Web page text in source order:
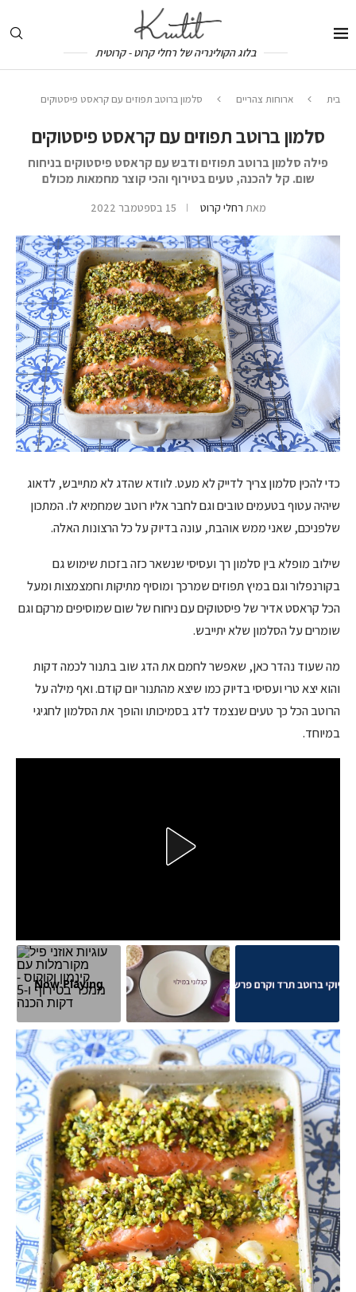
בלוג הקולינריה של רחלי קרוט - קרוטית
בית ארוחות צהריים סלמון ברוטב תפוזים עם קראסט פיסטוקים
סלמון ברוטב תפוזים עם קראסט פיסטוקים
פילה סלמון ברוטב תפוזים ודבש עם קראסט פיסטוקים בניחוח
שום. קל להכנה, טעים בטירוף והכי קוצר מחמאות מכולם
מאת רחלי קרוט 15 בספטמבר 2022
כדי להכין סלמון צריך לדייק לא מעט. לוודא שהדג לא מתייבש, לדאוג
שיהיה עטוף בטעמים טובים וגם לחבר אליו רוטב שמחמיא לו. המתכון
שלפניכם, שאני ממש אוהבת, עונה בדיוק על כל הרצונות האלה.
שילוב מופלא בין סלמון רך ועסיסי שנשאר כזה בזכות שימוש גם
בקורנפלור וגם במיץ תפוזים שמרכך ומוסיף מתיקות וחמצמצות ומעל
הכל קראסט אדיר של פיסטוקים עם ניחוח של שום שמוסיפים מרקם וגם
שומרים על הסלמון שלא יתייבש.
מה שעוד נהדר כאן, שאפשר לחמם את הדג שוב בתנור לכמה דקות
והוא יצא טרי ועסיסי בדיוק כמו שיצא מהתנור יום קודם. ואף מילה על
הרוטב הכל כך טעים שנצמד לדג בסמיכותו והופך את הסלמון לחגיגי
במיוחד.
Now Playing